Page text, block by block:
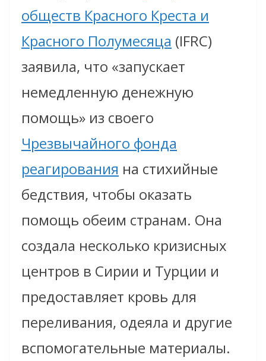
обществ Красного Креста и
Красного Полумесяца (IFRC)
заявила, что «запускает
немедленную денежную
помощь» из своего
Чрезвычайного фонда
реагирования на стихийные
бедствия, чтобы оказать
помощь обеим странам. Она
создала несколько кризисных
центров в Сирии и Турции и
предоставляет кровь для
переливания, одеяла и другие
вспомогательные материалы.